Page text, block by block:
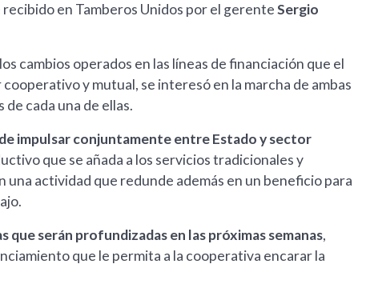
en Tamberos Unidos por el gerenteSergio
cambios operados en las líneas de financiación que el
y mutual, se interesó en la marcha de ambas
cada una de ellas.
impulsar conjuntamente entre Estado y sector
que se añada a los servicios tradicionales y
actividad que redunde además en un beneficio para
que serán profundizadas en las próximas semanas,
que le permita a la cooperativa encarar la